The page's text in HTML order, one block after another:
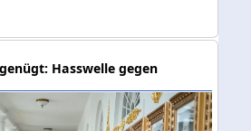
Hasswelle gegen